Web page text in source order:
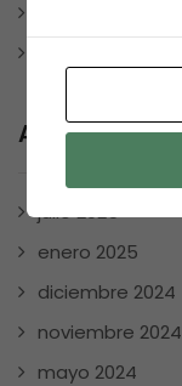
Archives
julio 2025
enero 2025
diciembre 2024
noviembre 2024
mayo 2024